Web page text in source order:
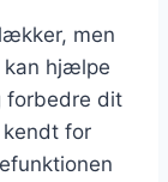
men
kan hjælpe
forbedre dit
for